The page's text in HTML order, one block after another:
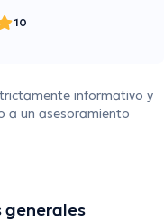
10
informativo y
a un asesoramiento
generales